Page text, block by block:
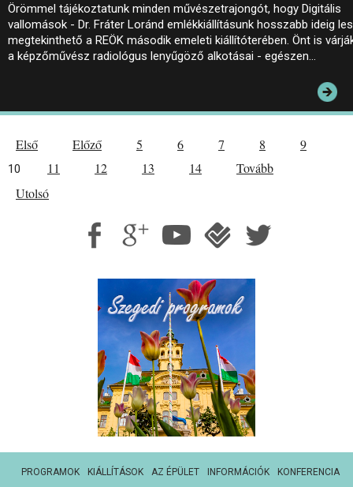
Örömmel tájékoztatunk minden művészetrajongót, hogy Digitális
vallomások - Dr. Fráter Loránd emlékkiállításunk hosszabb ideig
megtekinthető a REÖK második emeleti kiállítóterében. Önt is
a képzőművész radiológus lenyűgöző alkotásai - egészen…
Első Előző 5 6 7 8 9
10 11 12 13 14
Tovább
Utolsó
PROGRAMOK KIÁLLÍTÁSOK AZ ÉPÜLET INFORMÁCIÓK KONFERENCIA